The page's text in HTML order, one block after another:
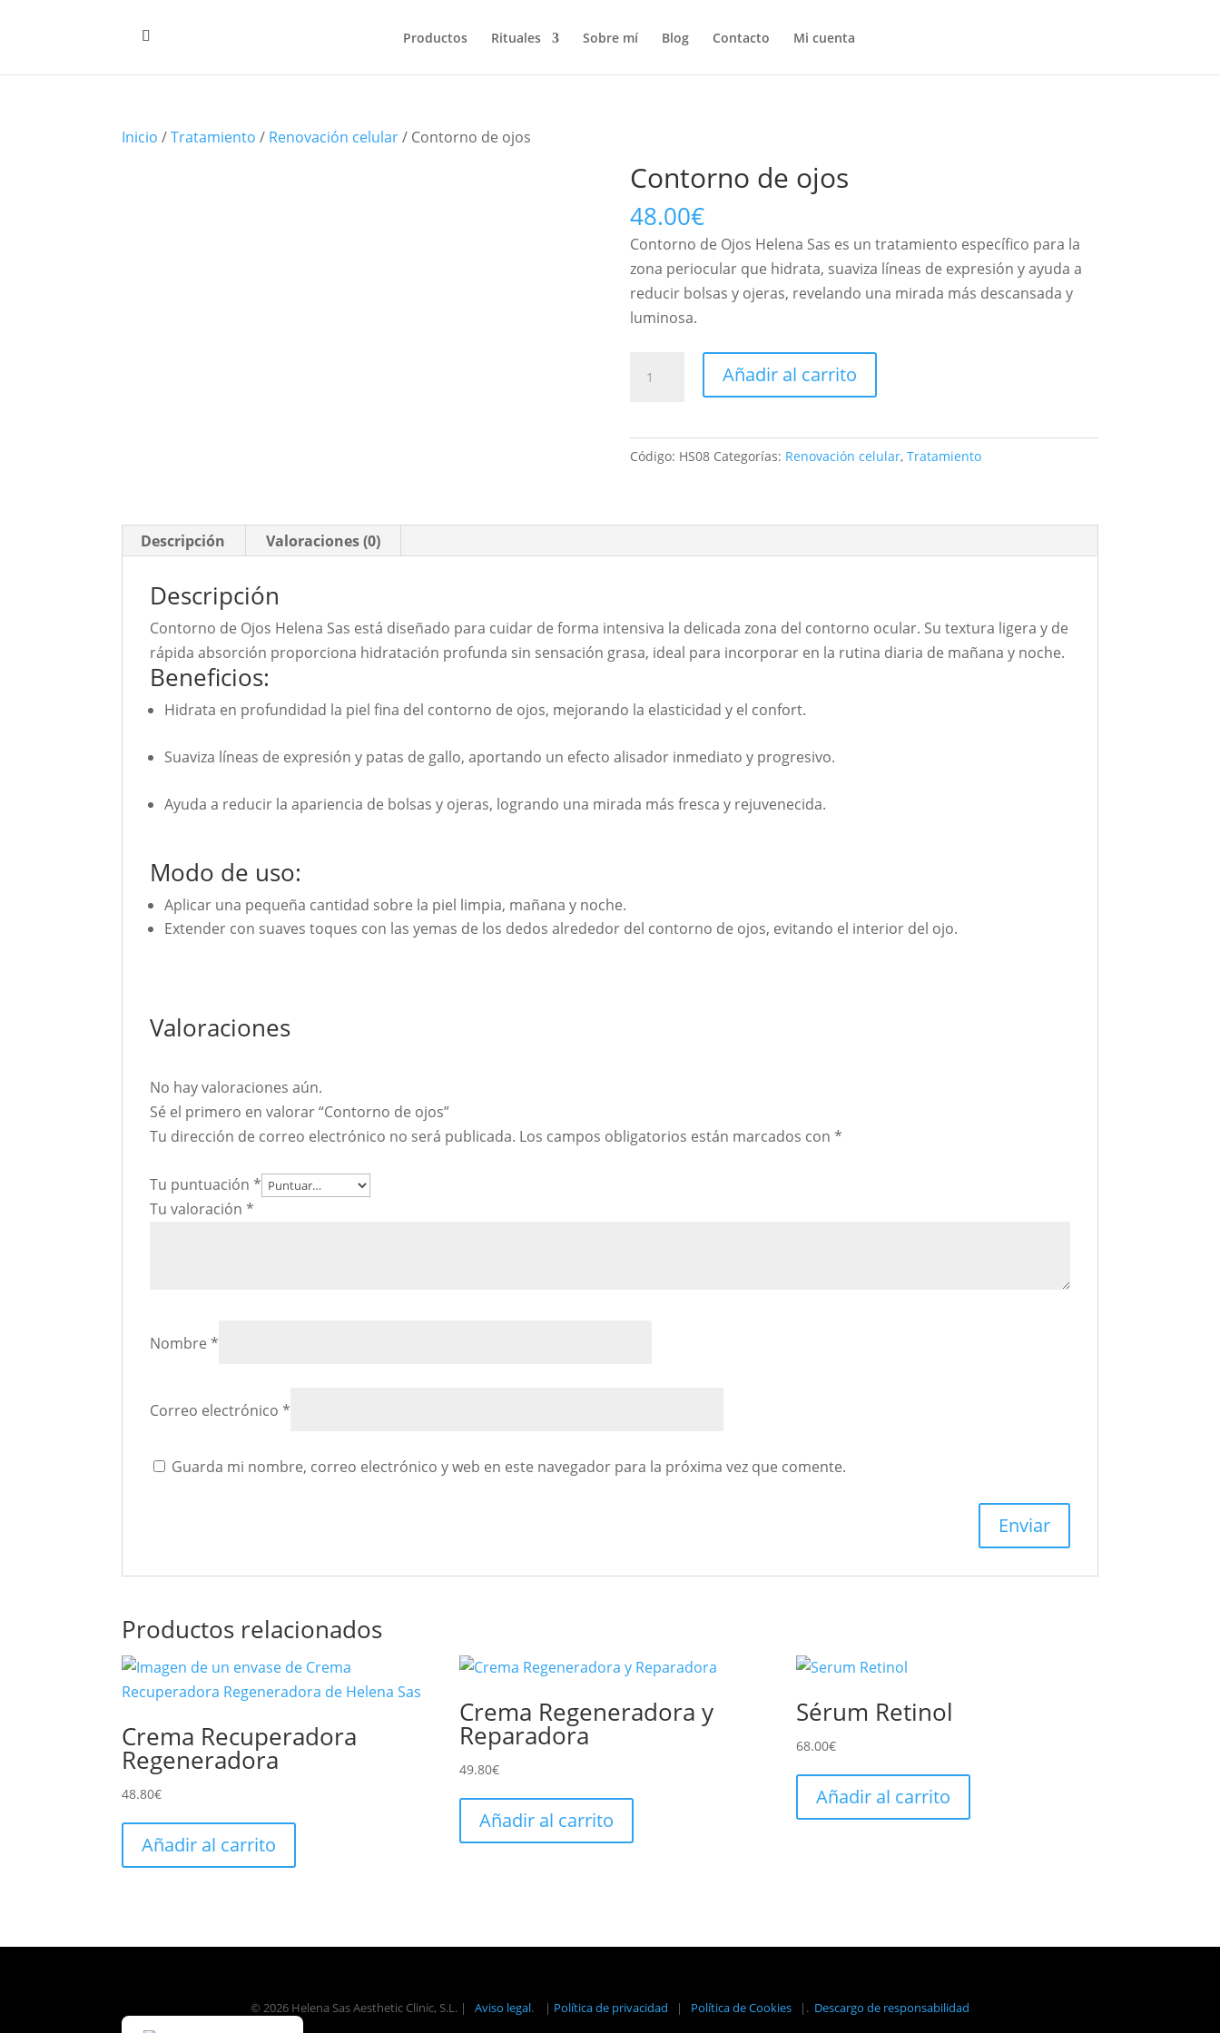
Productos Rituales Sobre mí Blog Contacto Mi cuenta
Inicio /Tratamiento / Renovación celular/ Contorno de ojos
Contorno de ojos
48.00€
Contorno de Ojos Helena Sas es un tratamiento específico para la
zona periocular que hidrata, suaviza líneas de expresión y ayuda a
reducir bolsas y ojeras, revelando una mirada más descansada y
luminosa.
cantidad
Añadir al carrito
Código: HS08 Categorías: Renovación celular, Tratamiento
Descripción Valoraciones (0)
Descripción
Contorno de Ojos Helena Sas está diseñado para cuidar de forma intensiva la delicada zona del contorno ocular. Su textura ligera y de
rápida absorción proporciona hidratación profunda sin sensación grasa, ideal para incorporar en la rutina diaria de mañana y noche.
Beneficios:
Hidrata en profundidad la piel fina del contorno de ojos, mejorando la elasticidad y el confort.
Suaviza líneas de expresión y patas de gallo, aportando un efecto alisador inmediato y progresivo.
Ayuda a reducir la apariencia de bolsas y ojeras, logrando una mirada más fresca y rejuvenecida.
Modo de uso:
Aplicar una pequeña cantidad sobre la piel limpia, mañana y noche.
Extender con suaves toques con las yemas de los dedos alrededor del contorno de ojos, evitando el interior del ojo.
Valoraciones
No hay valoraciones aún.
Sé el primero en valorar “Contorno de ojos”
Tu dirección de correo electrónico no será publicada. Los campos obligatorios están marcados con*
Tu puntuación*
Tu valoración*
Nombre*
Correo electrónico*
Guarda mi nombre, correo electrónico y web en este navegador para la próxima vez que comente.
Productos relacionados
Crema Recuperadora
Regeneradora
48.80€
Añadir al carrito
Crema Regeneradora y
Reparadora
49.80€
Añadir al carrito
Sérum Retinol
68.00€
Añadir al carrito
© 2026 Helena Sas Aesthetic Clinic, S.L. | Aviso legal. | Política de privacidad | Política de Cookies |. Descargo de responsabilidad